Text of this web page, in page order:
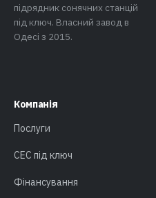
підрядник сонячних станцій
під ключ. Власний завод в
Одесі з 2015.
Компанія
Послуги
СЕС під ключ
Фінансування